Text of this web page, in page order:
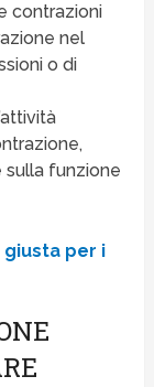
contrazioni
nel
o di
funzione
giusta per i